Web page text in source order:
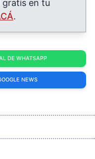
gratis en tu
.
DE WHATSAPP
NEWS